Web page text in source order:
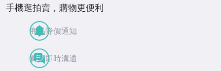
手機逛拍賣，購物更便利
商品降價通知
買賣即時溝通